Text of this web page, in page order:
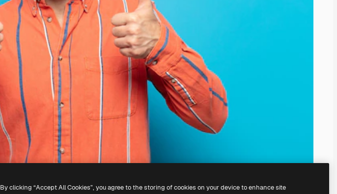
By clicking “Accept All Cookies”, you agree to the storing of cookies on your device to enhance site